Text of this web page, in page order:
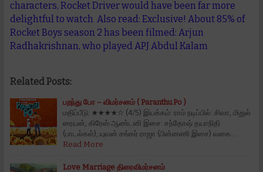
characters, Rocket Driver would have been far more
delightful to watch Also read: Exclusive! About 85% of
Rocket Boys season 2 has been filmed: Arjun
Radhakrishnan, who played APJ Abdul Kalam
Related Posts:
பறந்து போ – விமர்சனம் ( Paranthu Po )
மதிப்பீடு: ★★★★☆ (4/5) இயக்கம்: ராம் நடிப்பில்: சிவா, மிதுல்
ரையன், கிரேஸ் ஆண்டனி இசை: சந்தோஷ் தயாநிதி
(பாடல்கள்), யுவன் சங்கர் ராஜா (பின்னணி இசை) வகை…
Read More
Love Marriage திரைவிமர்சனம்